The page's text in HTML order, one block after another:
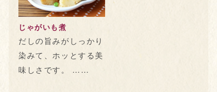
じゃがいも煮
だしの旨みがしっかり
染みて、ホッとする美
味しさです。 ……